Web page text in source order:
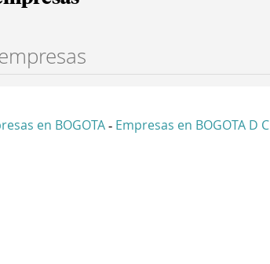
en BOGOTA - Empresas en BOGOTA D C